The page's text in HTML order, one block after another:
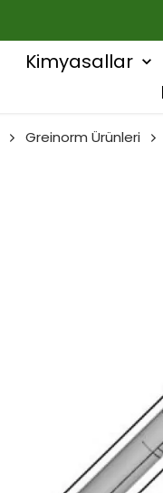
Kimyasallar
Greinorm Ürünleri